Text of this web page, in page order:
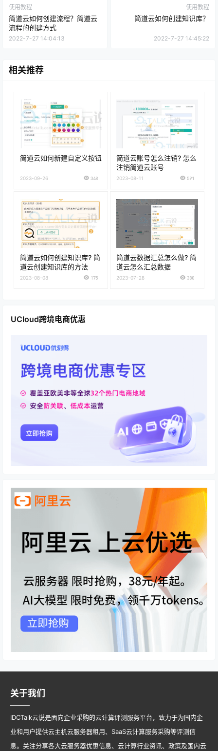
使用教程
简道云如何创建流程？简道云
流程的创建方式
2022-7-27 14:04:13
使用教程
简道云如何创建知识库？
2022-7-27 14:45:22
相关推荐
简道云如何新建自定义按钮
2023-09-26 348
简道云账号怎么注销? 怎么
注销简道云账号
2023-08-11 591
简道云如何创建知识库? 简
道云创建知识库的方法
2023-08-08 175
简道云数据汇总怎么做? 简
道云怎么汇总数据
2023-07-28 380
UCloud跨境电商优惠
关于我们
IDCTalk云说是面向企业采购的云计算评测服务平台，致力于为国内企
业和用户提供云主机云服务器租用、SaaS云计算服务采购等评测信
息。关注分享各大云服务器优惠信息、云计算行业资讯、政策及国内云